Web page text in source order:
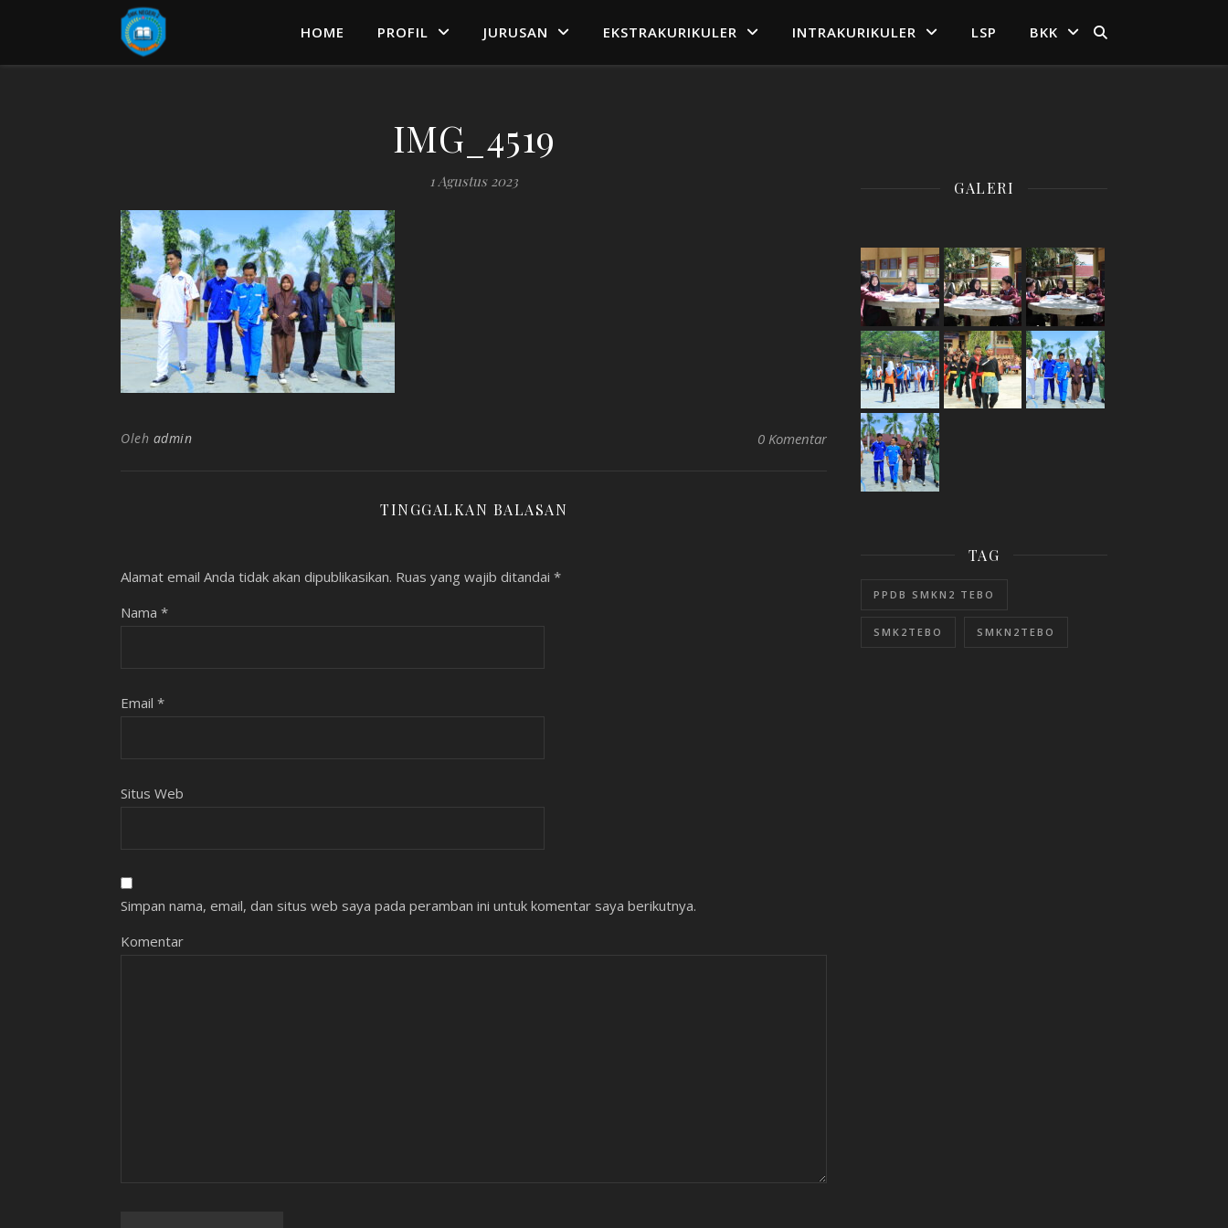
HOME PROFIL JURUSAN EKSTRAKURIKULER INTRAKURIKULER LSP BKK
IMG_4519
1 Agustus 2023
Oleh admin 0 Komentar
TINGGALKAN BALASAN
Alamat email Anda tidak akan dipublikasikan. Ruas yang wajib ditandai *
Nama *
Email *
Situs Web
Simpan nama, email, dan situs web saya pada peramban ini untuk komentar saya berikutnya.
Komentar
GALERI
TAG
PPDB SMKN2 TEBO
SMK2TEBO SMKN2TEBO